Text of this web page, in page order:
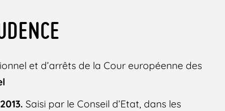
et d’arrêts de la Cour européenne des
Saisi par le Conseil d’Etat, dans les